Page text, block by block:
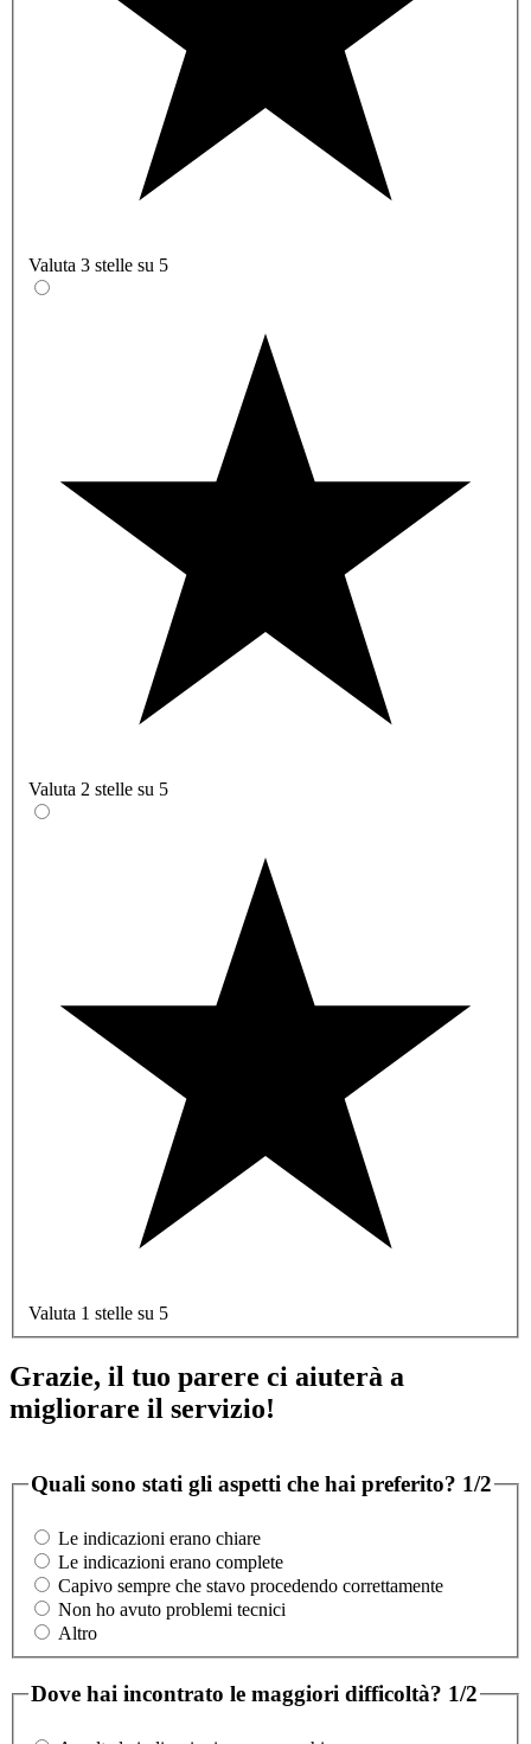
Valuta 3 stelle su 5
Valuta 2 stelle su 5
Valuta 1 stelle su 5
Grazie, il tuo parere ci aiuterà a
migliorare il servizio!
Quali sono stati gli aspetti che hai preferito? 1/2
Le indicazioni erano chiare
Le indicazioni erano complete
Capivo sempre che stavo procedendo correttamente
Non ho avuto problemi tecnici
Altro
Dove hai incontrato le maggiori difficoltà? 1/2